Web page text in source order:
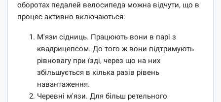
оборотах педалей велосипеда можна відчути, що в
процес активно включаються:
М'язи сідниць. Працюють вони в парі з
квадрицепсом. До того ж вони підтримують
рівновагу при їзді, через що на них
збільшується в кілька разів рівень
навантаження.
Черевні м'язи. Для більш ретельного